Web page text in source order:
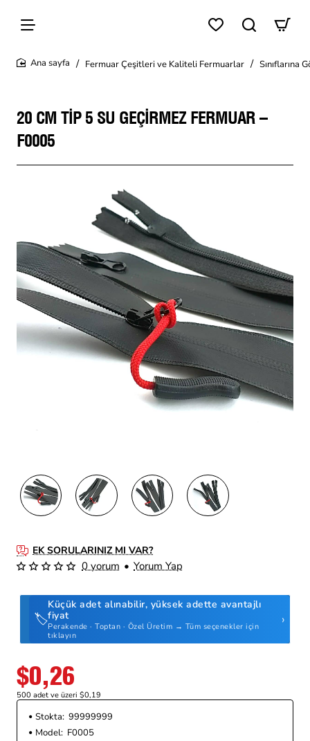
Fermuar Çeşitleri ve Kaliteli Fermuarlar Sınıflarına
20 CM TIP 5 SU GEÇIRMEZ FERMUAR –
F0005
EK SORULARINIZ MI VAR?
🏷️
Küçük adet alınabilir, yüksek adette avantajlı
fiyat
Perakende · Toptan · Özel Üretim → Tüm seçenekler için
tıklayın
›
0 yorum • Yorum Yap
$0,26
500 adet ve üzeri $0,19
Stokta: 99999999
Model: F0005